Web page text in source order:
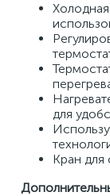
для
Кран для